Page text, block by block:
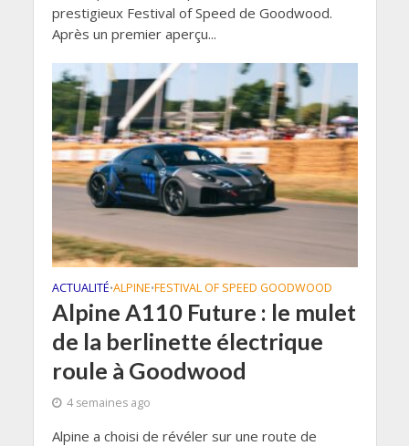
prestigieux Festival of Speed de Goodwood.
Après un premier aperçu...
ACTUALITÉ•ALPINE•FESTIVAL OF SPEED GOODWOOD
Alpine A110 Future : le mulet
de la berlinette électrique
roule à Goodwood
4 semaines ago
Alpine a choisi de révéler sur une route de